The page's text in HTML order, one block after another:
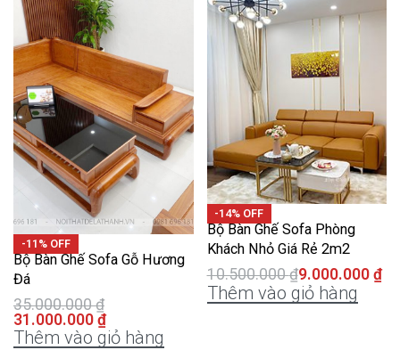
-11% OFF
Bộ Bàn Ghế Sofa Gỗ Hương
Đá
35.000.000₫
31.000.000 ₫
Thêm vào giỏ hàng
-14% OFF
Bộ Bàn Ghế Sofa Phòng
Khách Nhỏ Giá Rẻ 2m2
10.500.000₫9.000.000 ₫
Thêm vào giỏ hàng